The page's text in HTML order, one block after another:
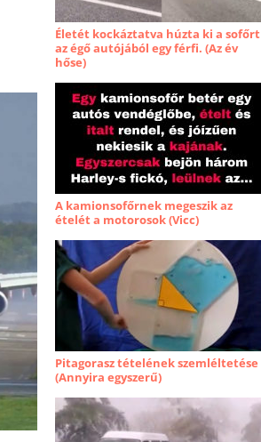
Életét kockáztatva húzta ki a sofőrt
az égő autójából egy férfi. (Az év
hőse)
A kamionsofőrnek megeszik az
ételét a motorosok (Vicc)
Pitagorasz tételének szemléltetése
(Annyira egyszerű)